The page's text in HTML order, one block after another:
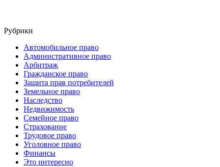
Рубрики
Автомобильное право
Административное право
Арбитраж
Гражданское право
Защита прав потребителей
Земельное право
Наследство
Недвижимость
Семейное право
Страхование
Трудовое право
Уголовное право
Финансы
Это интересно